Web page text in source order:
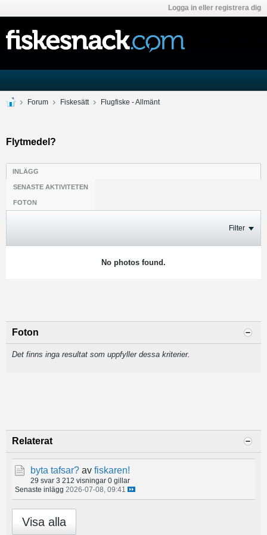
Logga in eller registrera dig
Forum Fiskesätt Flugfiske - Allmänt
Flytmedel?
INLÄGG
SENASTE AKTIVITETEN
FOTON
Filter
No photos found.
Foton
Det finns inga resultat som uppfyller dessa kriterier.
Relaterat
byta tafsar? av fiskaren!
29 svar 3 212 visningar 0 gillar
Senaste inlägg 2026-07-08, 09:41
Visa alla